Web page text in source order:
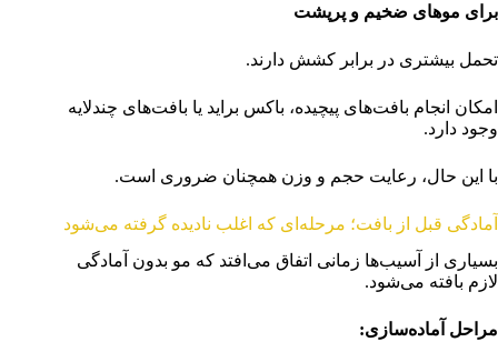
برای موهای ضخیم و پرپشت
تحمل بیشتری در برابر کشش دارند.
امکان انجام بافت‌های پیچیده، باکس براید یا بافت‌های چندلایه
وجود دارد.
با این حال، رعایت حجم و وزن همچنان ضروری است.
آمادگی قبل از بافت؛ مرحله‌ای که اغلب نادیده گرفته می‌شود
بسیاری از آسیب‌ها زمانی اتفاق می‌افتد که مو بدون آمادگی
لازم بافته می‌شود.
مراحل آماده‌سازی: